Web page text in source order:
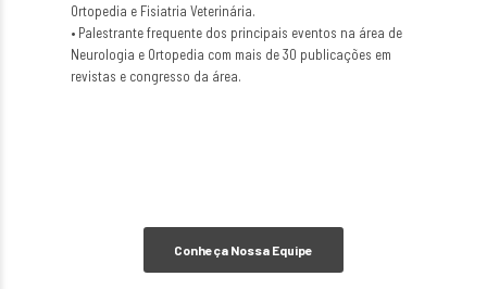
Ortopedia e Fisiatria Veterinária.
• Palestrante frequente dos principais eventos na área de
Neurologia e Ortopedia com mais de 30 publicações em
revistas e congresso da área.
Conheça Nossa Equipe